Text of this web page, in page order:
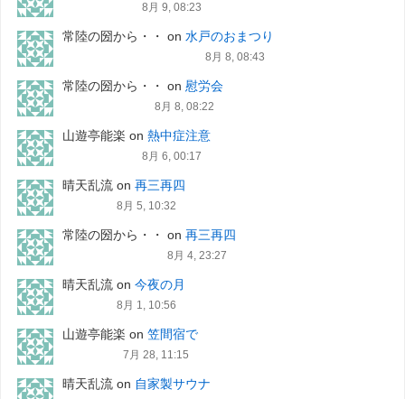
8月 9, 08:23
常陸の圀から・・ on 水戸のおまつり
8月 8, 08:43
常陸の圀から・・ on 慰労会
8月 8, 08:22
山遊亭能楽 on 熱中症注意
8月 6, 00:17
晴天乱流on 再三再四
8月 5, 10:32
常陸の圀から・・ on 再三再四
8月 4, 23:27
晴天乱流on 今夜の月
8月 1, 10:56
山遊亭能楽 on 笠間宿で
7月 28, 11:15
晴天乱流on 自家製サウナ